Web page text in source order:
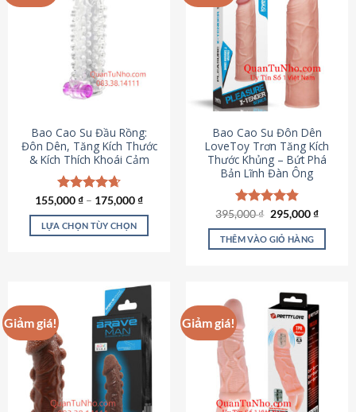
biến
thể.
Các
tùy
chọn
có
chọn
trên
trang
sản
phẩm
Bao Cao Su Đầu Rồng:
Đôn Dên, Tăng Kích Thước
& Kích Thích Khoái Cảm
Được xếp
hạng4.69
5 sao
155,000₫ – 175,000₫
LỰA CHỌN TÙY CHỌN
nhiều
biến
thể.
Các
tùy
chọn
Bao Cao Su Đôn Dên
LoveToy Trơn Tăng Kích
Thước Khủng – Bứt Phá
Bản Lĩnh Đàn Ông
Được xếp
hạng4.82
5 sao
395,000₫ Giá
là:
395,000 ₫.
295,000₫Giá
tại
THÊM VÀO GIỎ HÀNG
Giảm giá! Giảm giá!